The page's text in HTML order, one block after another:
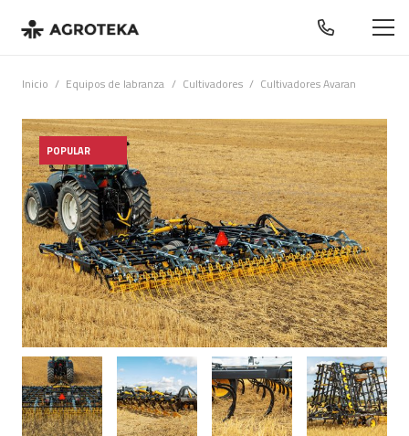
Inicio / Equipos de labranza / Cultivadores / Cultivadores Avaran
POPULAR